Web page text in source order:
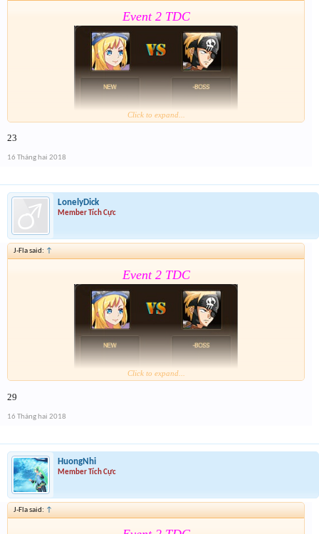
Event 2 TDC
Nay là cả event hôm qua lun nên mỗi giải sẽ có 2 lần
nhé . Tổng 6 slot trúng cho event cuối cùng của năm
Click to expand...
23
16 Tháng hai 2018
LonelyDick
Member Tích Cực
J-Fla said: ↑
Event 2 TDC
Nay là cả event hôm qua lun nên mỗi giải sẽ có 2 lần
nhé . Tổng 6 slot trúng cho event cuối cùng của năm
Click to expand...
29
16 Tháng hai 2018
HuongNhi
Member Tích Cực
J-Fla said: ↑